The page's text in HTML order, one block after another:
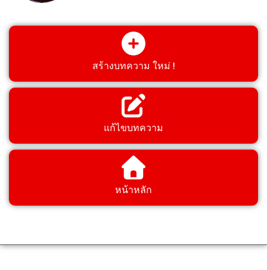
สร้างบทความ ใหม่ !
แก้ไขบทความ
หน้าหลัก